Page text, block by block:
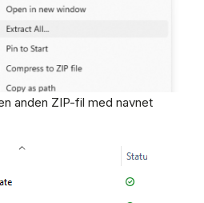
anden ZIP-fil med navnet